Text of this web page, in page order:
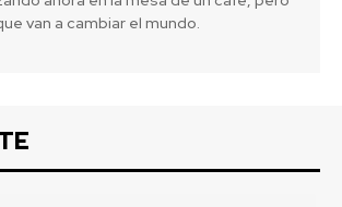
van a cambiar el mundo.